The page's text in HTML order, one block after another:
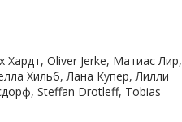
Хардт, Oliver Jerke, Матиас Лир,
Хильб, Лана Купер, Лилли
Steffan Drotleff, Tobias